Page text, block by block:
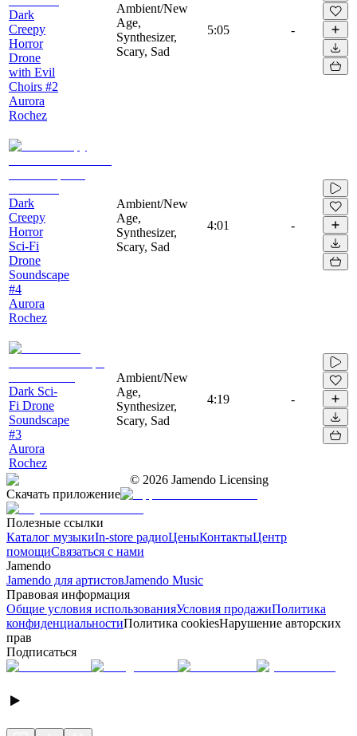
Dark
Creepy
Horror
Drone
with Evil
Choirs #2
Aurora
Rochez
Ambient/New
Age,
Synthesizer,
Scary, Sad
5:05 -
Dark
Creepy
Horror
Sci-Fi
Drone
Soundscape
#4
Aurora
Rochez
Ambient/New
Age,
Synthesizer,
Scary, Sad
4:01 -
Dark Sci-
Fi Drone
Soundscape
#3
Aurora
Rochez
Ambient/New
Age,
Synthesizer,
Scary, Sad
4:19 -
© 2026 Jamendo Licensing
Скачать приложение
Полезные ссылки
Каталог музыкиIn-store радиоЦеныКонтактыЦентр
помощиСвязаться с нами
Jamendo
Jamendo для артистовJamendo Music
Правовая информация
Общие условия использованияУсловия продажиПолитика
конфиденциальностиПолитика cookiesНарушение авторских
прав
Подписаться